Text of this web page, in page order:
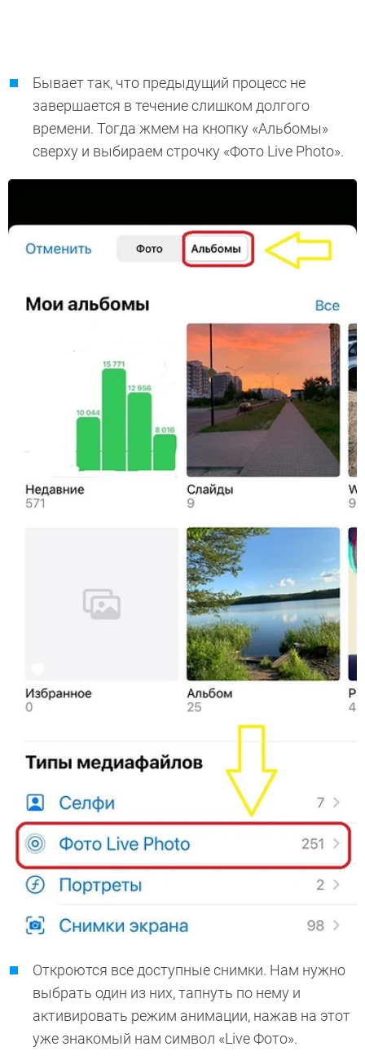
Бывает так, что предыдущий процесс не
завершается в течение слишком долгого
времени. Тогда жмем на кнопку «Альбомы»
сверху и выбираем строчку «Фото Live Photo».
Откроются все доступные снимки. Нам нужно
выбрать один из них, тапнуть по нему и
активировать режим анимации, нажав на этот
уже знакомый нам символ «Live Фото».